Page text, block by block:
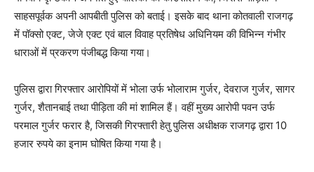
साहसपूर्वक अपनी आपबीती पुलिस को बताई। इसके बाद थाना कोतवाली राजगढ़
में पॉक्सो एक्ट, जेजे एक्ट एवं बाल विवाह प्रतिषेध अधिनियम की विभिन्न गंभीर
धाराओं में प्रकरण पंजीबद्ध किया गया।
पुलिस द्वारा गिरफ्तार आरोपियों में भोला उर्फ भोलाराम गुर्जर, देवराज गुर्जर, सागर
गुर्जर, शैतानबाई तथा पीड़िता की मां शामिल हैं। वहीं मुख्य आरोपी पवन उर्फ
परमाल गुर्जर फरार है, जिसकी गिरफ्तारी हेतु पुलिस अधीक्षक राजगढ़ द्वारा 10
हजार रुपये का इनाम घोषित किया गया है।